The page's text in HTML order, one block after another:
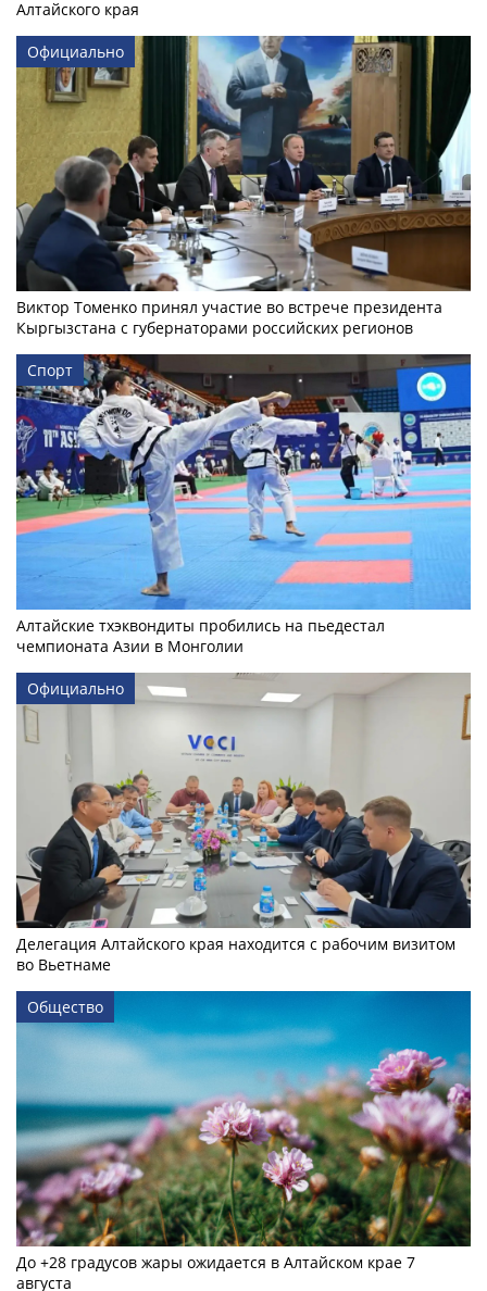
Алтайского края
Официально
Виктор Томенко принял участие во встрече президента
Кыргызстана с губернаторами российских регионов
Спорт
Алтайские тхэквондиты пробились на пьедестал
чемпионата Азии в Монголии
Официально
Делегация Алтайского края находится с рабочим визитом
во Вьетнаме
Общество
До +28 градусов жары ожидается в Алтайском крае 7
августа